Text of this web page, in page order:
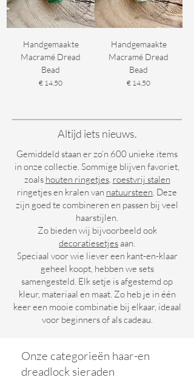
Handgemaakte
Macramé Dread
Bead
Prijs
€ 14,50
Handgemaakte
Macramé Dread
Bead
Prijs
€ 14,50
Altijd iets nieuws.
Gemiddeld staan er zo’n 600 unieke items
in onze collectie. Sommige blijven favoriet,
zoals houten ringetjes, roestvrij stalen
ringetjes en kralen van natuursteen. Deze
zijn goed te combineren en passen bij veel
haarstijlen.
Zo bieden wij bijvoorbeeld ook
decoratiesetjesaan.
Speciaal voor wie liever een kant-en-klaar
geheel koopt, hebben we sets
samengesteld. Elk setje is afgestemd op
kleur, materiaal en maat. Zo heb je in één
keer een mooie combinatie bij elkaar, ideaal
voor beginners of als cadeau.
Onze categorieën haar-en
dreadlock sieraden